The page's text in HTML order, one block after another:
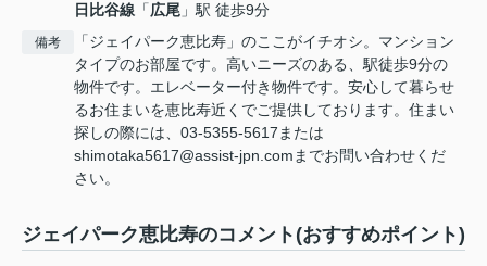
日比谷線 「広尾 」駅 徒歩9分
備考
「ジェイパーク恵比寿」のここがイチオシ。マンション
タイプのお部屋です。高いニーズのある、駅徒歩9分の
物件です。エレベーター付き物件です。安心して暮らせ
るお住まいを恵比寿近くでご提供しております。住まい
探しの際には、03-5355-5617または
shimotaka5617@assist-jpn.comまでお問い合わせくだ
さい。
ジェイパーク恵比寿のコメント(おすすめポイント)